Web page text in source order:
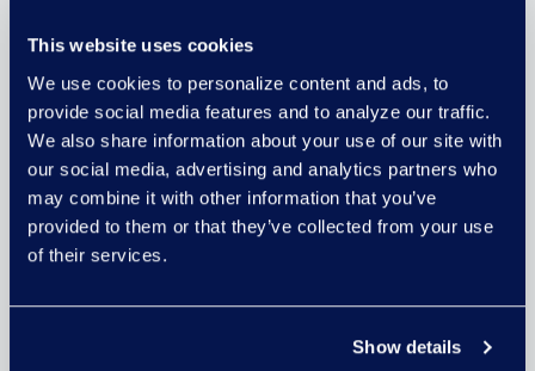
This website uses cookies
We use cookies to personalize content and ads, to
provide social media features and to analyze our traffic.
We also share information about your use of our site with
our social media, advertising and analytics partners who
may combine it with other information that you’ve
provided to them or that they’ve collected from your use
of their services.
Show details
Epiq AIアクセラレ
ータを活用する理
由
Relativityの安全な環境内で、AIエ
証跡を提供し、透明性と正当性を